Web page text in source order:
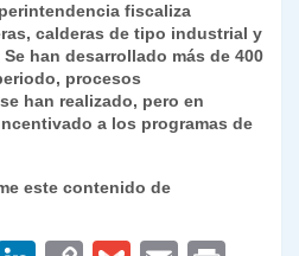
fiscaliza
calderas de tipo industrial y
han desarrollado más de 400
procesos
han realizado, pero en
a los programas de
este contenido de